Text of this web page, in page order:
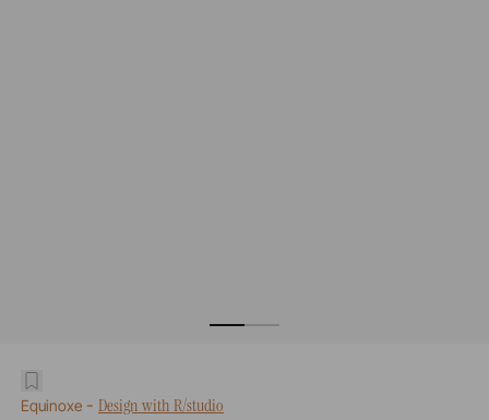
Equinoxe- Design with R/studio